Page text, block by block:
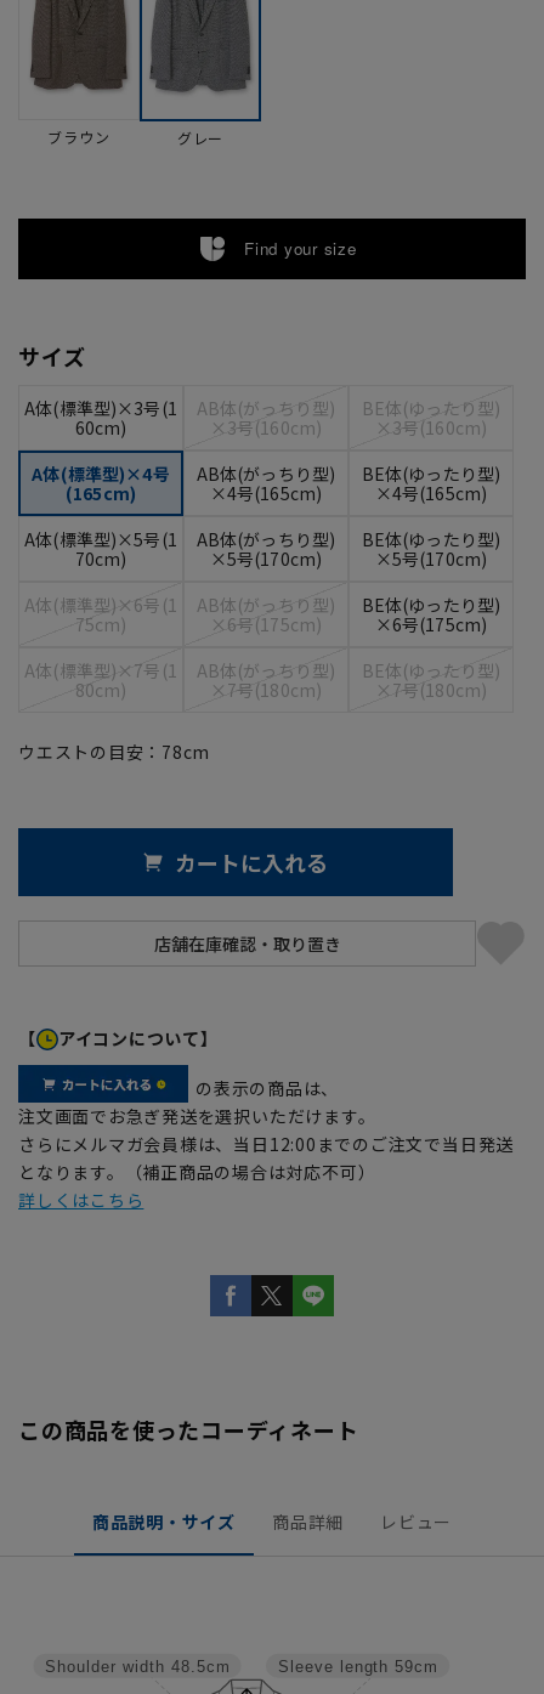
ブラウン グレー
Find your size
サイズ
A体(標準型)×3号(1
60cm)
AB体(がっちり型)
×3号(160cm)
BE体(ゆったり型)
×3号(160cm)
A体(標準型)×4号
(165cm)
AB体(がっちり型)
×4号(165cm)
BE体(ゆったり型)
×4号(165cm)
A体(標準型)×5号(1
70cm)
AB体(がっちり型)
×5号(170cm)
BE体(ゆったり型)
×5号(170cm)
A体(標準型)×6号(1
75cm)
AB体(がっちり型)
×6号(175cm)
BE体(ゆったり型)
×6号(175cm)
A体(標準型)×7号(1
80cm)
AB体(がっちり型)
×7号(180cm)
BE体(ゆったり型)
×7号(180cm)
ウエストの目安： 78cm
カートに入れる
【 アイコンについて】
の表示の商品は、
注文画面でお急ぎ発送を選択いただけます。
さらにメルマガ会員様は、当日12:00までのご注文で当日発送
となります。（補正商品の場合は対応不可）
詳しくはこちら
この商品を使ったコーディネート
商品説明・サイズ 商品詳細 レビュー
Sleeve length 59cm
Shoulder width 48.5cm